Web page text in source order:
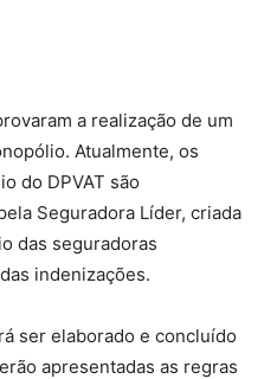
a realização de um
Atualmente, os
do DPVAT são
Seguradora Líder, criada
das seguradoras
indenizações.
ser elaborado e concluído
apresentadas as regras